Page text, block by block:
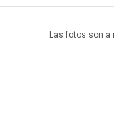
Las fotos son